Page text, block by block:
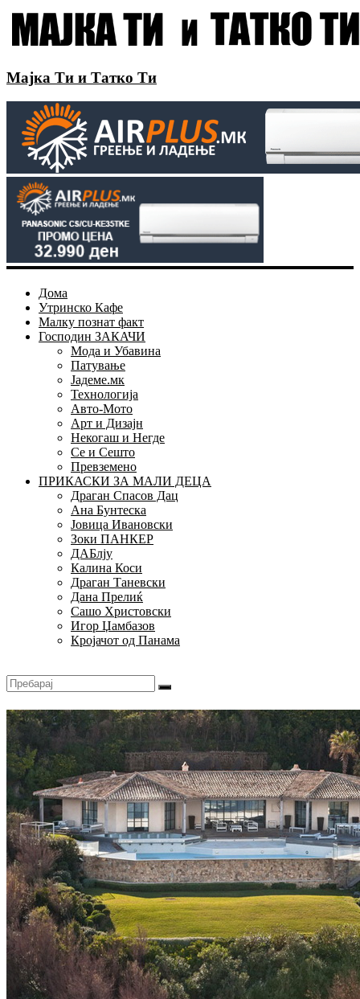
Мајка Ти и Татко Ти
Дома
Утринско Кафе
Малку познат факт
Господин ЗАКАЧИ
Мода и Убавина
Патување
Јадеме.мк
Технологија
Авто-Мото
Арт и Дизајн
Некогаш и Негде
Се и Сешто
Превземено
ПРИКАСКИ ЗА МАЛИ ДЕЦА
Драган Спасов Дац
Ана Бунтеска
Јовица Ивановски
Зоки ПАНКЕР
ДАБлју
Калина Коси
Драган Таневски
Дана Прелиќ
Сашо Христовски
Игор Џамбазов
Кројачот од Панама